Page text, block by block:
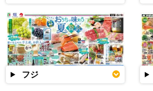
フジ